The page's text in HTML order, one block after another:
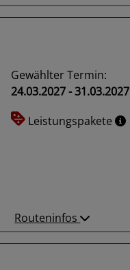
Gewählter Termin:
24.03.2027 - 31.03.2027
Leistungspakete
Routeninfos